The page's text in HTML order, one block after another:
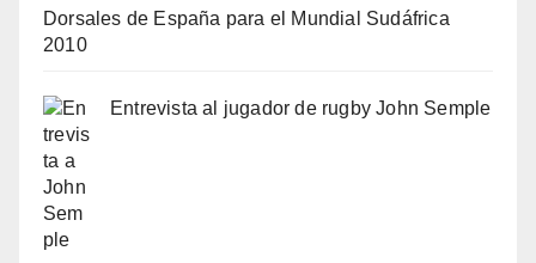
Dorsales de España para el Mundial Sudáfrica
2010
Entrevista al jugador de rugby John Semple